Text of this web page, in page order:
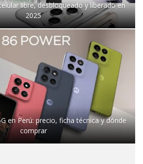
libre, desbloqueado y liberado en
2025
en Perú: precio, ficha técnica y dónde
comprar